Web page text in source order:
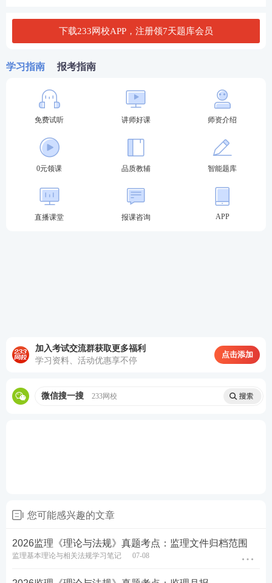
项目管理
服务相区
别
前者是综合集成服务【技术咨询+管理咨询】
全过程与
全寿命期
全过程工程咨询业务可以覆盖项目投资决策、建
设实施全过程，但并非每一个项目都需要从头到
4.全过程咨询的特点☆☆☆
多方式弹
性组合
服务范围广、模式灵活多样，不只 “1+N”，不局
限单一模式。
综合性智
运用多学科知识与经验，提供专业智力支撑，非
• 加强现代信息技术应用
下载233网校APP，注册领7天题库会员
学习指南 报考指南
免费试听 讲师好课 师资介绍
0元领课 品质教辅 智能题库
直播课堂 报课咨询 APP
加入考试交流群获取更多福利
学习资料、活动优惠享不停
点击添加
微信搜一搜 233网校
您可能感兴趣的文章
2026监理《理论与法规》真题考点：监理文件归档范围
监理基本理论与相关法规学习笔记 07-08